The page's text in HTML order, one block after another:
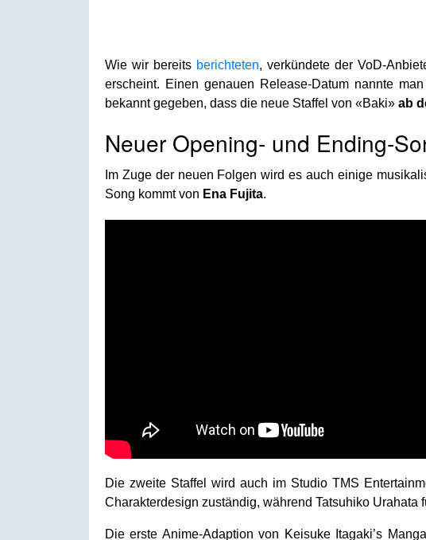
Wie wir bereits berichteten, verkündete der VoD-
erscheint. Einen genauen Release-Datum nannte
bekannt gegeben, dass die neue Staffel von «Baki» ab
Neuer Opening- und Ending-
Im Zuge der neuen Folgen wird es auch einige
Song kommt von Ena Fujita.
Die zweite Staffel wird auch im Studio TMS
Charakterdesign zuständig, während Tatsuhiko Urahata
Die erste Anime-Adaption von Keisuke Itagaki’s